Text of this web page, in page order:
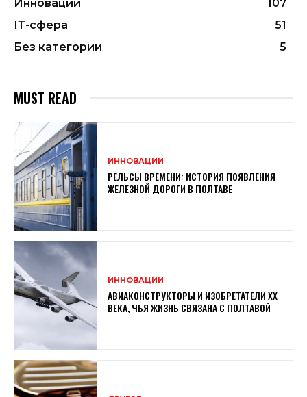
Инновации
107
ІТ-сфера
51
Без категории
5
MUST READ
ИННОВАЦИИ
РЕЛЬСЫ ВРЕМЕНИ: ИСТОРИЯ ПОЯВЛЕНИЯ
ЖЕЛЕЗНОЙ ДОРОГИ В ПОЛТАВЕ
ИННОВАЦИИ
АВИАКОНСТРУКТОРЫ И ИЗОБРЕТАТЕЛИ XX
ВЕКА, ЧЬЯ ЖИЗНЬ СВЯЗАНА С ПОЛТАВОЙ